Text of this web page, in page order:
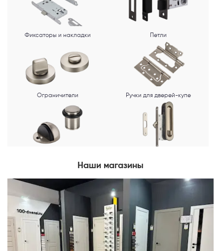
Фиксаторы и накладки Петли
Ограничители Ручки для дверей-купе
Наши магазины